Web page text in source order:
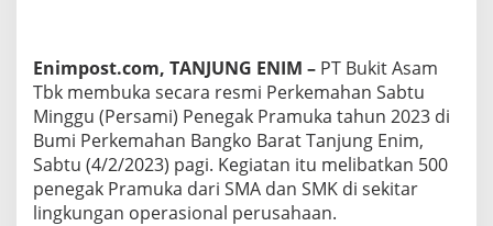
Enimpost.com, TANJUNG ENIM – PT Bukit Asam
Tbk membuka secara resmi Perkemahan Sabtu
Minggu (Persami) Penegak Pramuka tahun 2023 di
Bumi Perkemahan Bangko Barat Tanjung Enim,
Sabtu (4/2/2023) pagi. Kegiatan itu melibatkan 500
penegak Pramuka dari SMA dan SMK di sekitar
lingkungan operasional perusahaan.